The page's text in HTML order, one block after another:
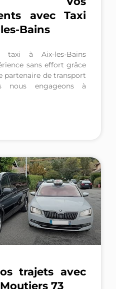
avec Taxi
Bains
taxi à Aix-les-Bains
sans effort grâce
partenaire de transport
nous engageons à
trajets avec
73